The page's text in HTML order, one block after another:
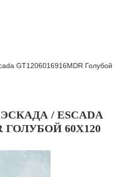
АКЦИИ
GT1206016916MDR Голубой
/ ESCADA
ГОЛУБОЙ 60X120